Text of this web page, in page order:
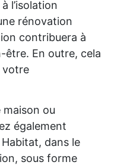
l’isolation
rénovation
contribuera à
En outre, cela
votre
ou
également
dans le
sous forme